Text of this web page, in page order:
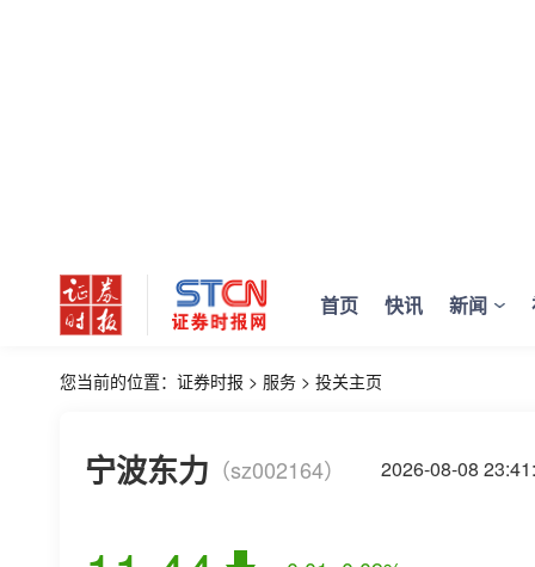
首页 快讯 新闻
您当前的位置： 证券时报 > 服务 > 投关主页
宁波东力 （sz002164） 2026-08-08